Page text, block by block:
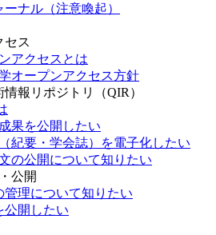
ナル（注意喚起）
セス
アクセスとは
オープンアクセス方針
報リポジトリ（QIR）
果を公開したい
紀要・学会誌）を電子化したい
の公開について知りたい
公開
管理について知りたい
公開したい